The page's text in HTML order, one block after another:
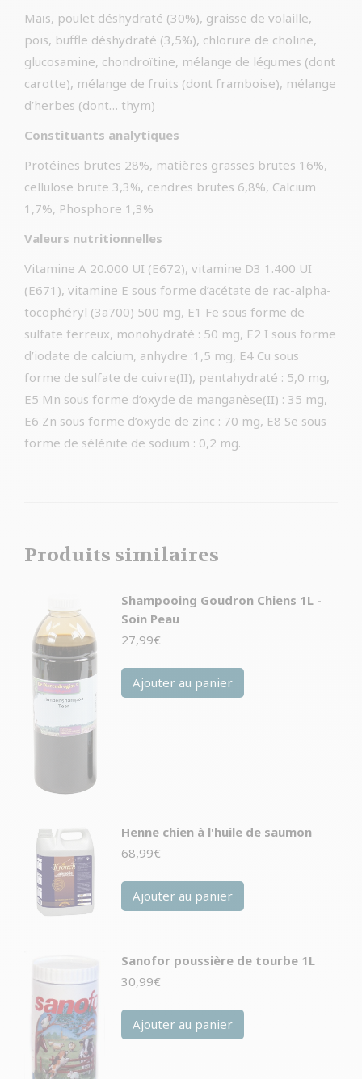
Maïs, poulet déshydraté (30%), graisse de volaille,
pois, buffle déshydraté (3,5%), chlorure de choline,
glucosamine, chondroïtine, mélange de légumes (dont
carotte), mélange de fruits (dont framboise), mélange
d’herbes (dont… thym)
Constituants analytiques
Protéines brutes 28%, matières grasses brutes 16%,
cellulose brute 3,3%, cendres brutes 6,8%, Calcium
1,7%, Phosphore 1,3%
Valeurs nutritionnelles
Vitamine A 20.000 UI (E672), vitamine D3 1.400 UI
(E671), vitamine E sous forme d’acétate de rac-alpha-
tocophéryl (3a700) 500 mg, E1 Fe sous forme de
sulfate ferreux, monohydraté : 50 mg, E2 I sous forme
d’iodate de calcium, anhydre :1,5 mg, E4 Cu sous
forme de sulfate de cuivre(II), pentahydraté : 5,0 mg,
E5 Mn sous forme d’oxyde de manganèse(II) : 35 mg,
E6 Zn sous forme d’oxyde de zinc : 70 mg, E8 Se sous
forme de sélénite de sodium : 0,2 mg.
Produits similaires
Shampooing Goudron Chiens 1L -
Soin Peau
27,99€
Ajouter au panier
Henne chien à l'huile de saumon
68,99€
Ajouter au panier
Sanofor poussière de tourbe 1L
30,99€
Ajouter au panier